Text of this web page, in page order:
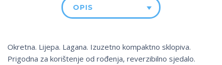
OPIS
Okretna. Lijepa. Lagana. Izuzetno kompaktno sklopiva.
Prigodna za korištenje od rođenja, reverzibilno sjedalo.